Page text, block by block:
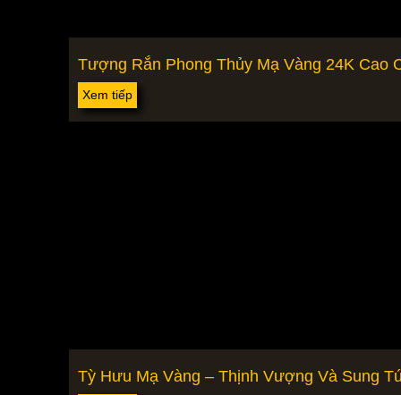
Tượng Rắn Phong Thủy Mạ Vàng 24K Cao
Xem tiếp
Tỳ Hưu Mạ Vàng – Thịnh Vượng Và Sung